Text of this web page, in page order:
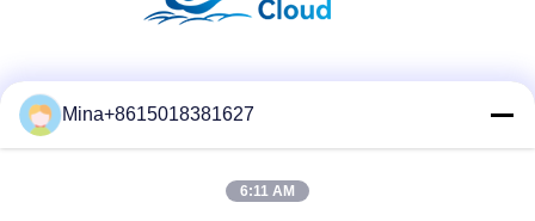
Schneller Kontakt
Mina+8615018381627
6:11 AM